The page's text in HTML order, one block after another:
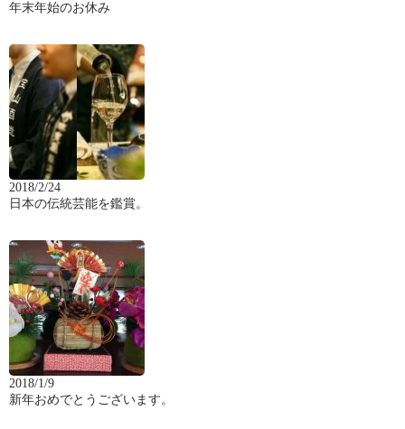
年末年始のお休み
2018/2/24
日本の伝統芸能を鑑賞。
2018/1/9
新年おめでとうございます。